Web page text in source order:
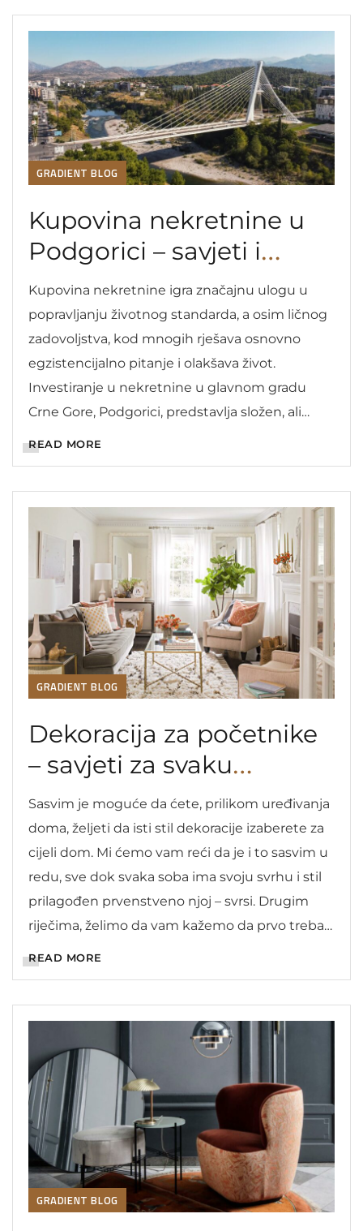
GRADIENT BLOG
Kupovina nekretnine u
Podgorici – savjeti i
preporuke
Kupovina nekretnine igra značajnu ulogu u
popravljanju životnog standarda, a osim ličnog
zadovoljstva, kod mnogih rješava osnovno
egzistencijalno pitanje i olakšava život.
Investiranje u nekretnine u glavnom gradu
Crne Gore, Podgorici, predstavlja složen, ali
READ MORE
GRADIENT BLOG
Dekoracija za početnike
– savjeti za svaku
prostoriju
Sasvim je moguće da ćete, prilikom uređivanja
doma, željeti da isti stil dekoracije izaberete za
cijeli dom. Mi ćemo vam reći da je i to sasvim u
redu, sve dok svaka soba ima svoju svrhu i stil
prilagođen prvenstveno njoj – svrsi. Drugim
riječima, želimo da vam kažemo da prvo treba
uzeti u obzir kako […]
READ MORE
GRADIENT BLOG